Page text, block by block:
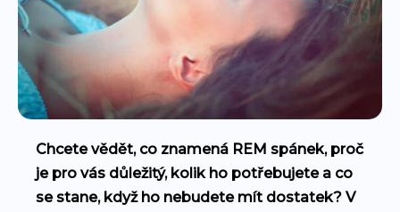
Chcete vědět, co znamená REM spánek, proč
je pro vás důležitý, kolik ho potřebujete a co
se stane, když ho nebudete mít dostatek? V